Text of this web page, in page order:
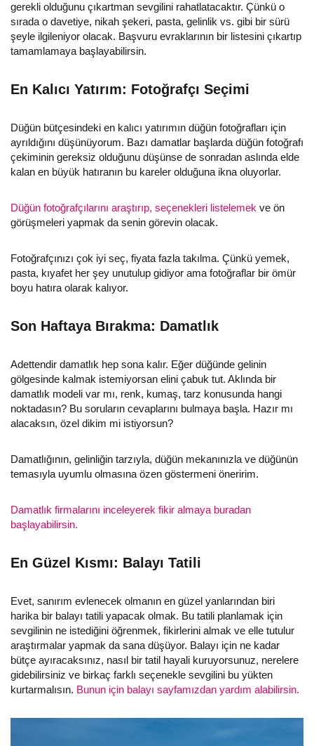
gerekli olduğunu çıkartman sevgilini rahatlatacaktır. Çünkü o
sırada o davetiye, nikah şekeri, pasta, gelinlik vs. gibi bir sürü
şeyle ilgileniyor olacak. Başvuru evraklarının bir listesini çıkartıp
tamamlamaya başlayabilirsin.
En Kalıcı Yatırım: Fotoğrafçı Seçimi
Düğün bütçesindeki en kalıcı yatırımın düğün fotoğrafları için
ayrıldığını düşünüyorum. Bazı damatlar başlarda düğün fotoğrafı
çekiminin gereksiz olduğunu düşünse de sonradan aslında elde
kalan en büyük hatıranın bu kareler olduğuna ikna oluyorlar.
Düğün fotoğrafçılarını araştırıp, seçenekleri listelemek ve ön
görüşmeleri yapmak da senin görevin olacak.
Fotoğrafçınızı çok iyi seç, fiyata fazla takılma. Çünkü yemek,
pasta, kıyafet her şey unutulup gidiyor ama fotoğraflar bir ömür
boyu hatıra olarak kalıyor.
Son Haftaya Bırakma: Damatlık
Adettendir damatlık hep sona kalır. Eğer düğünde gelinin
gölgesinde kalmak istemiyorsan elini çabuk tut. Aklında bir
damatlık modeli var mı, renk, kumaş, tarz konusunda hangi
noktadasın? Bu soruların cevaplarını bulmaya başla. Hazır mı
alacaksın, özel dikim mi istiyorsun?
Damatlığının, gelinliğin tarzıyla, düğün mekanınızla ve düğünün
temasıyla uyumlu olmasına özen göstermeni öneririm.
Damatlık firmalarını inceleyerek fikir almaya buradan
başlayabilirsin.
En Güzel Kısmı: Balayı Tatili
Evet, sanırım evlenecek olmanın en güzel yanlarından biri
harika bir balayı tatili yapacak olmak. Bu tatili planlamak için
sevgilinin ne istediğini öğrenmek, fikirlerini almak ve elle tutulur
araştırmalar yapmak da sana düşüyor. Balayı için ne kadar
bütçe ayıracaksınız, nasıl bir tatil hayali kuruyorsunuz, nerelere
gidebilirsiniz ve birkaç farklı seçenekle sevgilini bu yükten
kurtarmalısın. Bunun için balayı sayfamızdan yardım alabilirsin.